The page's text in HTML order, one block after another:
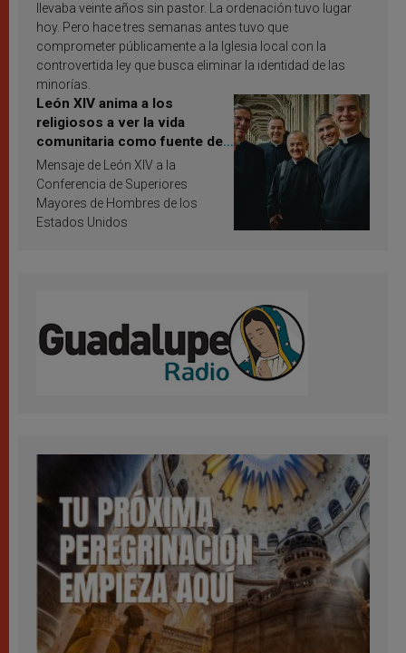
llevaba veinte años sin pastor. La ordenación tuvo lugar
hoy. Pero hace tres semanas antes tuvo que
comprometer públicamente a la Iglesia local con la
controvertida ley que busca eliminar la identidad de las
minorías.
León XIV anima a los
religiosos a ver la vida
comunitaria como fuente de
inspiración y santificación
Mensaje de León XIV a la
Conferencia de Superiores
Mayores de Hombres de los
Estados Unidos